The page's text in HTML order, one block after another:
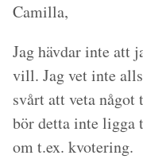
Camilla,
Jag hävdar inte att
vill. Jag vet inte
svårt att veta
bör detta inte
om t.ex. kvotering.